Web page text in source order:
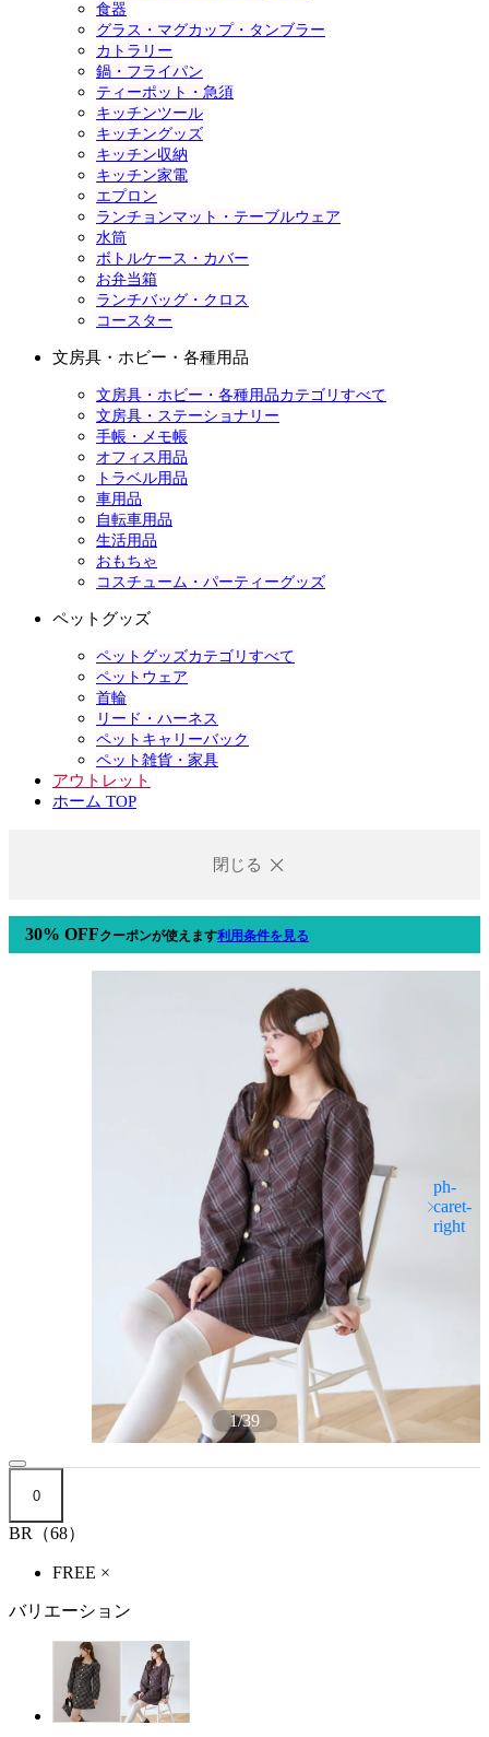
食器
グラス・マグカップ・タンブラー
カトラリー
鍋・フライパン
ティーポット・急須
キッチンツール
キッチングッズ
キッチン収納
キッチン家電
エプロン
ランチョンマット・テーブルウェア
水筒
ボトルケース・カバー
お弁当箱
ランチバッグ・クロス
コースター
文房具・ホビー・各種用品
文房具・ホビー・各種用品カテゴリすべて
文房具・ステーショナリー
手帳・メモ帳
オフィス用品
トラベル用品
車用品
自転車用品
生活用品
おもちゃ
コスチューム・パーティーグッズ
ペットグッズ
ペットグッズカテゴリすべて
ペットウェア
首輪
リード・ハーネス
ペットキャリーバック
ペット雑貨・家具
アウトレット
ホーム TOP
閉じる
30% OFFクーポンが使えます利用条件を見る
1/39
0
BR（68）
FREE ×
バリエーション